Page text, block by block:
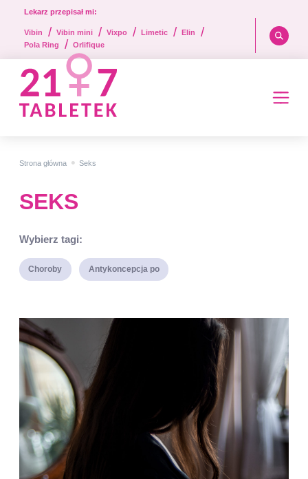
Lekarz przepisał mi:
Vibin / Vibin mini / Vixpo / Limetic / Elin /
Pola Ring / Orlifique
Strona główna • Seks
SEKS
Wybierz tagi:
Choroby Antykoncepcja po